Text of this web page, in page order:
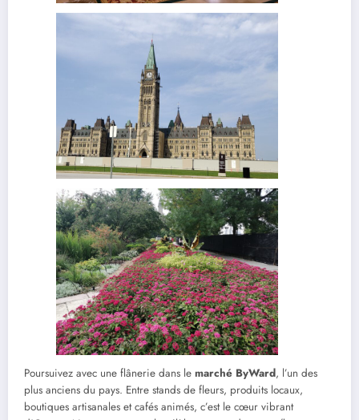
Poursuivez avec une flânerie dans le marché ByWard, l’un des
plus anciens du pays. Entre stands de fleurs, produits locaux,
boutiques artisanales et cafés animés, c’est le cœur vibrant